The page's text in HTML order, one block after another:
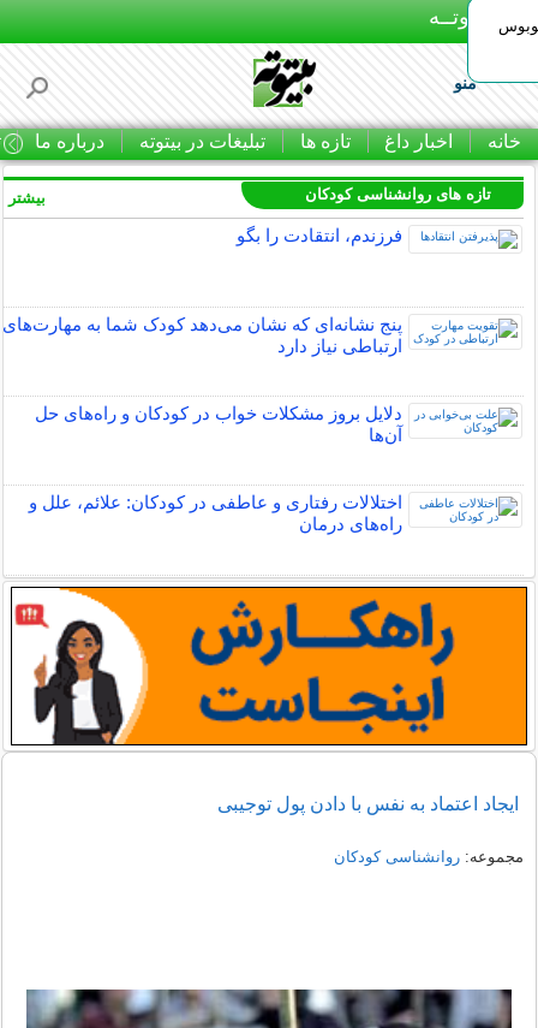
بـیتوتــه
منو
خانه اخبار داغ تازه ها تبلیغات در بیتوته درباره ما
تازه های روانشناسی کودکان
فرزندم، انتقادت را بگو
پنج نشانه‌ای که نشان می‌دهد کودک شما به مهارت‌های
ارتباطی نیاز دارد
دلایل بروز مشکلات خواب در کودکان و راه‌های حل
آن‌ها
اختلالات رفتاری و عاطفی در کودکان: علائم، علل و
راه‌های درمان
بیشتر
ایجاد اعتماد به نفس با دادن پول توجیبی
مجموعه:روانشناسی کودکان